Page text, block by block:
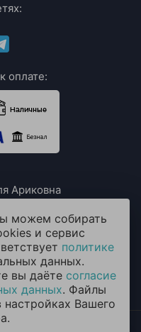
оплате:
Ариковна
Воздушные шары с
можем собирать
и сервис
политике
данных.
вы даёте согласие
данных. Файлы
Вашего